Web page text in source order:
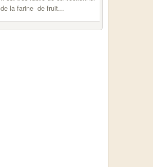
de la farine de fruit...